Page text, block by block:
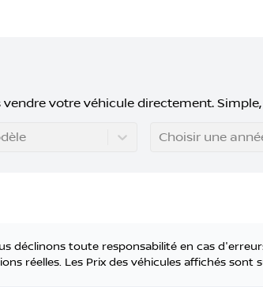
votre véhicule directement.
Choisir une
toute responsabilité en cas
réelles. Les Prix des véhicules affichés sont